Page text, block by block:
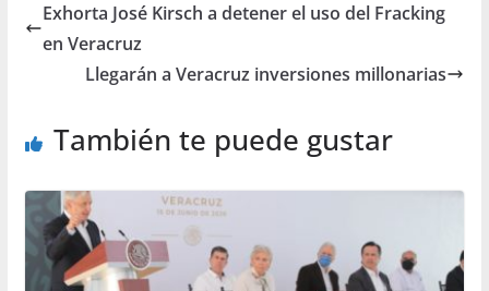
Exhorta José Kirsch a detener el uso del Fracking
en Veracruz
Llegarán a Veracruz inversiones millonarias
También te puede gustar